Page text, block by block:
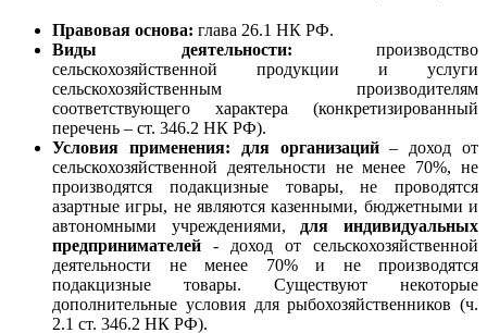
Правовая основа: глава 26.1 НК РФ.
Виды деятельности:
производство
сельскохозяйственной продукции и услуги
сельскохозяйственным производителям
соответствующего характера (конкретизированный
перечень – ст. 346.2 НК РФ).
Условия применения: для организаций – доход от
сельскохозяйственной деятельности не менее 70%, не
производятся подакцизные товары, не проводятся
азартные игры, не являются казенными, бюджетными и
автономными учреждениями, для индивидуальных
предпринимателей
- доход от сельскохозяйственной
деятельности не менее 70% и не производятся
подакцизные товары. Существуют некоторые
дополнительные условия для рыбохозяйственников (ч.
2.1 ст. 346.2 НК РФ).